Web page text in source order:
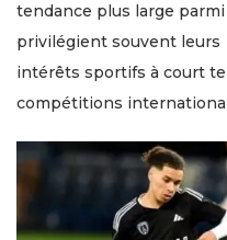
tendance plus large
privilégient souvent leurs
intérêts sportifs à court
compétitions